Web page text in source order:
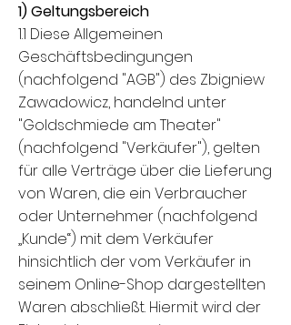
1) Geltungsbereich
1.1 Diese Allgemeinen
Geschäftsbedingungen
(nachfolgend "AGB") des Zbigniew
Zawadowicz, handelnd unter
"Goldschmiede am Theater"
(nachfolgend "Verkäufer"), gelten
für alle Verträge über die Lieferung
von Waren, die ein Verbraucher
oder Unternehmer (nachfolgend
„Kunde“) mit dem Verkäufer
hinsichtlich der vom Verkäufer in
seinem Online-Shop dargestellten
Waren abschließt. Hiermit wird der